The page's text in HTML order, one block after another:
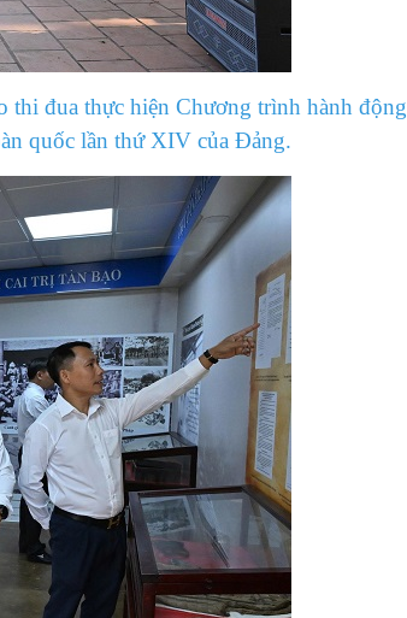
đua thực hiện Chương trình hành động
quốc lần thứ XIV của Đảng.